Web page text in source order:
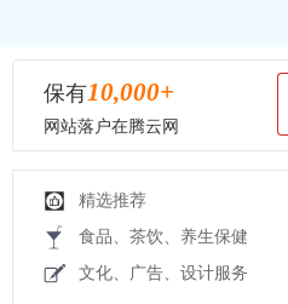
保有10,000+
网站落户在腾云网
精选推荐
食品、茶饮、养生保健
文化、广告、设计服务